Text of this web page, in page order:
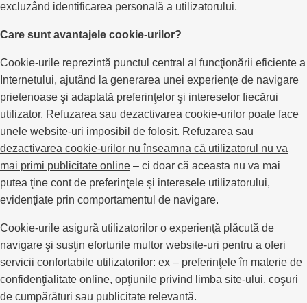
excluzând identificarea personală a utilizatorului.
Care sunt avantajele cookie-urilor?
Cookie-urile reprezintă punctul central al funcţionării eficiente a
Internetului, ajutând la generarea unei experienţe de navigare
prietenoase şi adaptată preferinţelor şi intereselor fiecărui
utilizator. Refuzarea sau dezactivarea cookie-urilor poate face
unele website-uri imposibil de folosit. Refuzarea sau
dezactivarea cookie-urilor nu înseamna că utilizatorul nu va
mai primi publicitate online – ci doar că aceasta nu va mai
putea ţine cont de preferinţele şi interesele utilizatorului,
evidenţiate prin comportamentul de navigare.
Cookie-urile asigură utilizatorilor o experienţă plăcută de
navigare şi susţin eforturile multor website-uri pentru a oferi
servicii confortabile utilizatorilor: ex – preferinţele în materie de
confidenţialitate online, opţiunile privind limba site-ului, coşuri
de cumpărături sau publicitate relevantă.